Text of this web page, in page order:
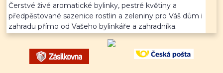
Čerstvé živé aromatické bylinky, pestré květiny a
předpěstované sazenice rostlin a zeleniny pro Váš dům i
zahradu přímo od Vašeho bylinkáře a zahradníka.